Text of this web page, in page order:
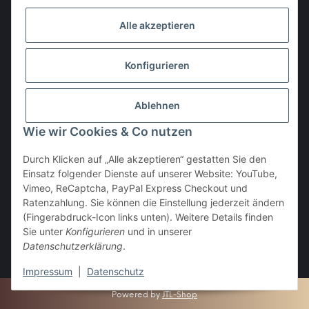
Vertrag widerrufen
Powered byJTL-Shop
Alle akzeptieren
Konfigurieren
Ablehnen
Wie wir Cookies & Co nutzen
Durch Klicken auf „Alle akzeptieren“ gestatten Sie den
Einsatz folgender Dienste auf unserer Website: YouTube,
Vimeo, ReCaptcha, PayPal Express Checkout und
Ratenzahlung. Sie können die Einstellung jederzeit ändern
(Fingerabdruck-Icon links unten). Weitere Details finden
Sie unter Konfigurieren und in unserer
Datenschutzerklärung.
Impressum Datenschutz